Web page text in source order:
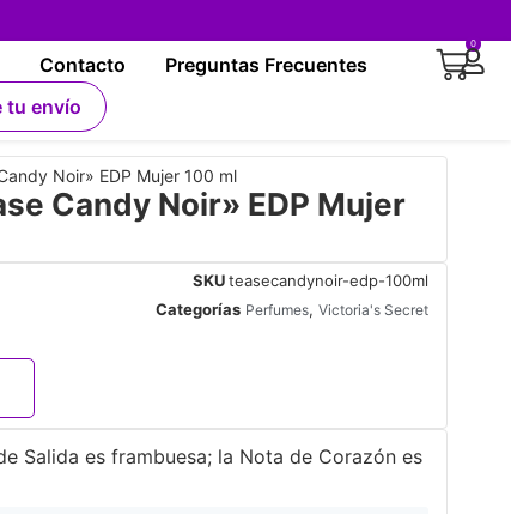
Contacto
Preguntas Frecuentes
tu envío
0
Noir» EDP Mujer 100 ml
Candy Noir» EDP Mujer
SKUteasecandynoir-edp-100ml
Categorías Perfumes,Victoria's Secret
Salida es frambuesa; la Nota de Corazón es